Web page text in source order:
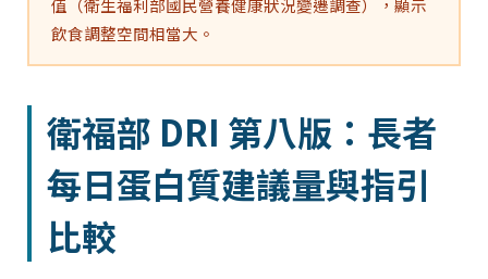
飲食調整空間相當大。
衛福部 DRI 第八版：長者
每日蛋白質建議量與指引
比較